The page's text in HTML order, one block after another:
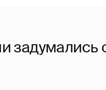
задумались